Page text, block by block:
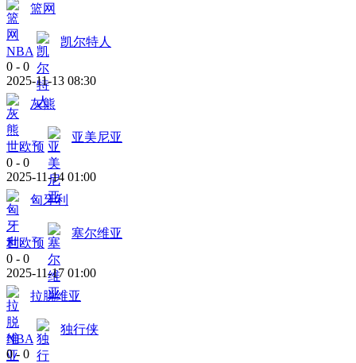
篮网
NBA
凯尔特人
0 - 0
2025-11-13 08:30
灰熊
世欧预
亚美尼亚
0 - 0
2025-11-14 01:00
匈牙利
世欧预
塞尔维亚
0 - 0
2025-11-17 01:00
拉脱维亚
NBA
独行侠
0 - 0